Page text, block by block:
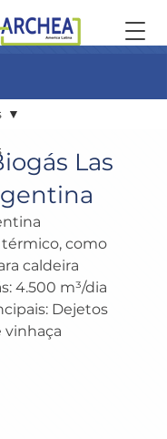
Las
térmico, como
caldeira
4.500 m³/dia
Dejetos
vinhaça